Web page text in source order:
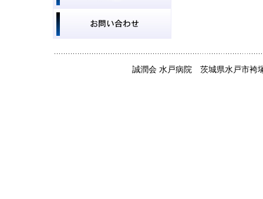
誠潤会 水戸病院 茨城県水戸市袴